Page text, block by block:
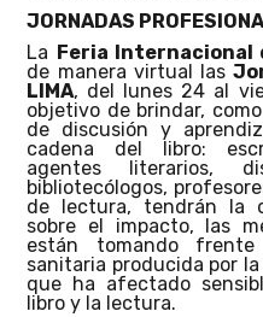
JORNADAS
La Feria Internacional
de manera virtual las
LIMA, del lunes 24 al
objetivo de brindar,
de discusión y
cadena del libro:
agentes literarios,
bibliotecólogos,
de lectura, tendrán la
sobre el impacto, las
están tomando
sanitaria producida por la
que ha afectado
libro y la lectura.